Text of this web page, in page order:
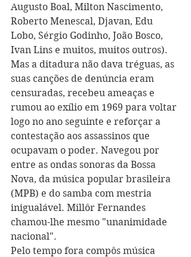
Augusto Boal, Milton Nascimento,
Roberto Menescal, Djavan, Edu
Lobo, Sérgio Godinho, João Bosco,
Ivan Lins e muitos, muitos outros).
Mas a ditadura não dava tréguas, as
suas canções de denúncia eram
censuradas, recebeu ameaças e
rumou ao exílio em 1969 para voltar
logo no ano seguinte e reforçar a
contestação aos assassinos que
ocupavam o poder. Navegou por
entre as ondas sonoras da Bossa
Nova, da música popular brasileira
(MPB) e do samba com mestria
inigualável. Millôr Fernandes
chamou-lhe mesmo "unanimidade
nacional".
Pelo tempo fora compôs música